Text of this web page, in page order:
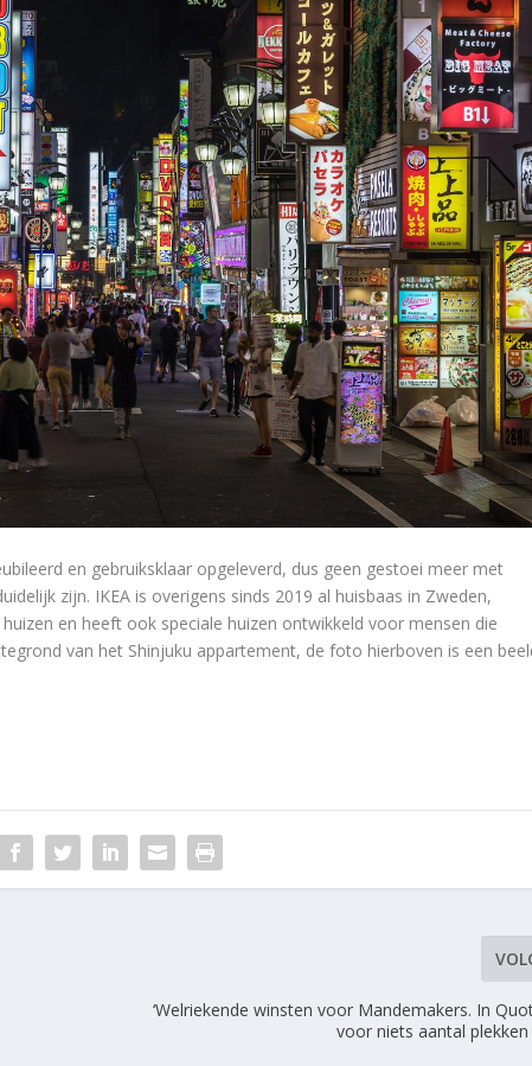
en gebruiksklaar opgeleverd, dus geen gestoei meer met
zijn. IKEA is overigens sinds 2019 al huisbaas in Zweden,
en heeft ook speciale huizen ontwikkeld voor mensen die
van het Shinjuku appartement, de foto hierboven is een
‘Welriekende winsten voor Mandemakers. In
voor niets aantal plekken